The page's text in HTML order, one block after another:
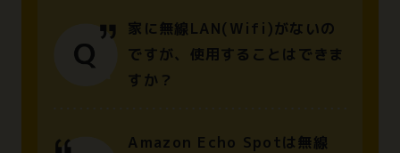
家に無線LAN(Wifi)がないの
ですが、使用することはできま
すか？
Amazon Echo Spotは無線